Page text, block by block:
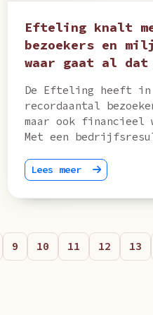
Efteling knalt
bezoekers en
waar gaat al dat
De Efteling heeft
recordaantal
maar ook financieel
Met een
Lees meer
9 10 11 12 13